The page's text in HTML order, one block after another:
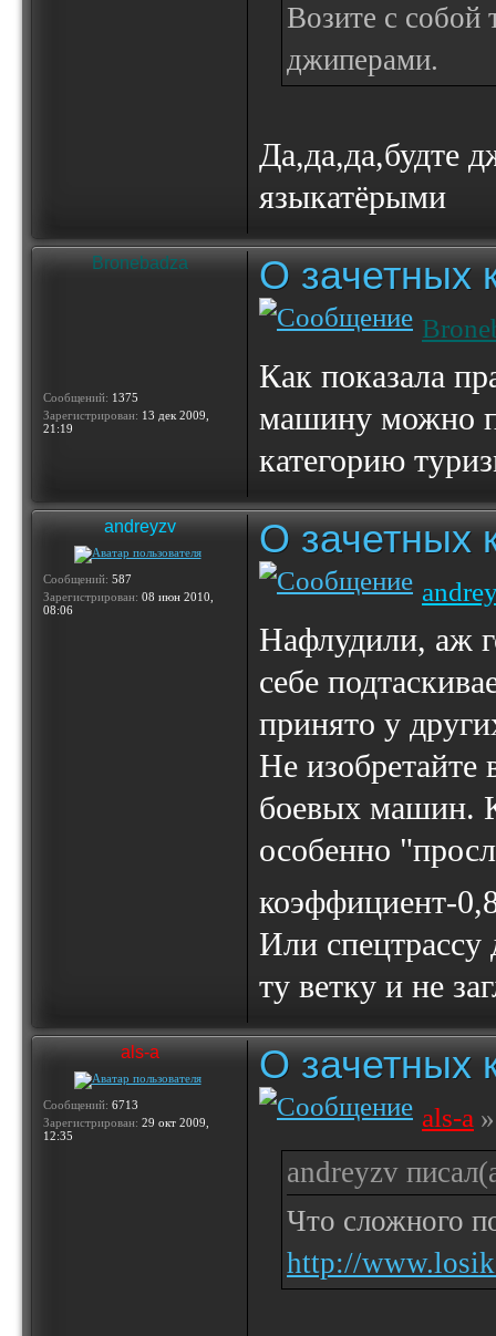
Возите с собой
джиперами.
Да,да,да,будте
языкатёрыми
Bronebadza
Сообщений: 1375
Зарегистрирован: 13 дек 2009,
21:19
О зачетных
Как показала
машину можно
категорию
andreyzv
Сообщений: 587
Зарегистрирован: 08 июн 2010,
08:06
О зачетных
Нафлудили, аж
себе
принято у
Не изобретайте
боевых машин.
особенно
коэффициент-
Или
ту ветку и не
als-a
Сообщений: 6713
Зарегистрирован: 29 окт 2009,
12:35
О зачетных
als-a
andreyzv
Что сложного
http://